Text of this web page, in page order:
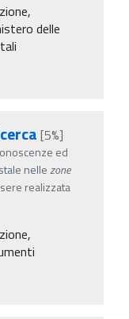
delle
[5%]
ed
nellezone
realizzata